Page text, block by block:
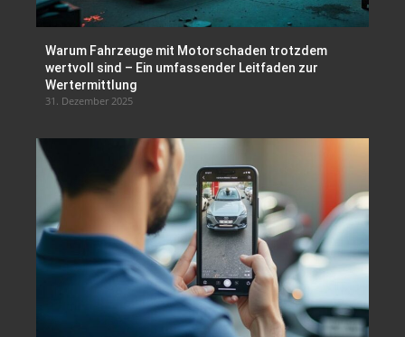
Warum Fahrzeuge mit Motorschaden trotzdem
wertvoll sind – Ein umfassender Leitfaden zur
Wertermittlung
31. Dezember 2025